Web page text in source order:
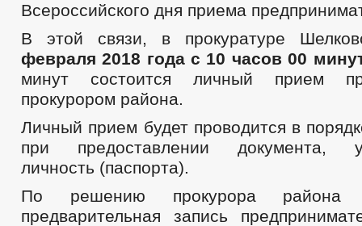
Всероссийского дня приема
В этой связи, в прокуратуре
февраля 2018 года с 10 часов 00
минут состоится личный прием
прокурором района.
Личный прием будет проводится в
при предоставлении документа,
личность (паспорта).
По решению прокурора района
предварительная запись